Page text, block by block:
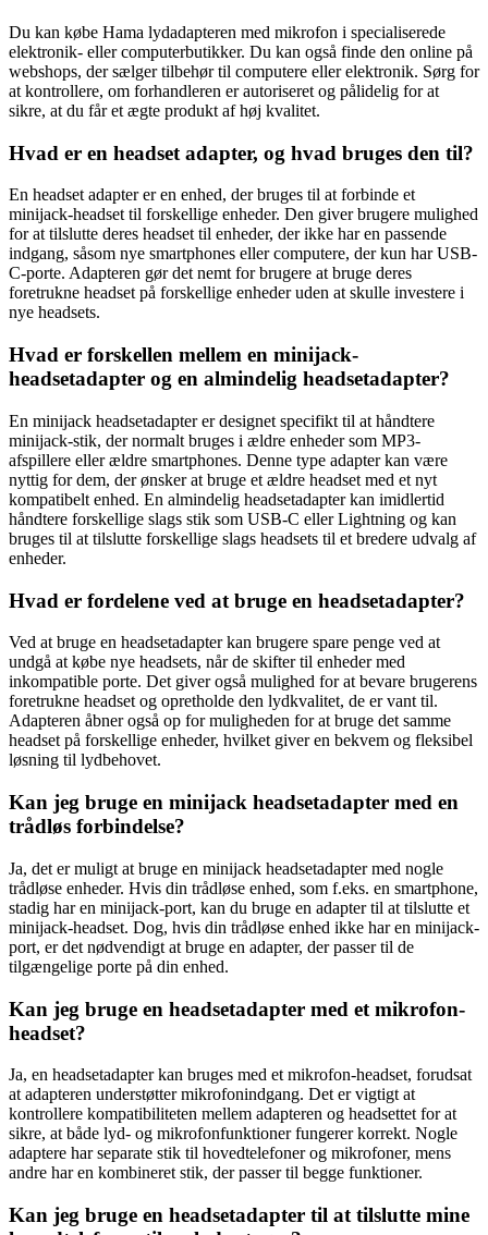
Du kan købe Hama lydadapteren med mikrofon i specialiserede
elektronik- eller computerbutikker. Du kan også finde den online på
webshops, der sælger tilbehør til computere eller elektronik. Sørg for
at kontrollere, om forhandleren er autoriseret og pålidelig for at
sikre, at du får et ægte produkt af høj kvalitet.
Hvad er en headset adapter, og hvad bruges den til?
En headset adapter er en enhed, der bruges til at forbinde et
minijack-headset til forskellige enheder. Den giver brugere mulighed
for at tilslutte deres headset til enheder, der ikke har en passende
indgang, såsom nye smartphones eller computere, der kun har USB-
C-porte. Adapteren gør det nemt for brugere at bruge deres
foretrukne headset på forskellige enheder uden at skulle investere i
nye headsets.
Hvad er forskellen mellem en minijack-
headsetadapter og en almindelig headsetadapter?
En minijack headsetadapter er designet specifikt til at håndtere
minijack-stik, der normalt bruges i ældre enheder som MP3-
afspillere eller ældre smartphones. Denne type adapter kan være
nyttig for dem, der ønsker at bruge et ældre headset med et nyt
kompatibelt enhed. En almindelig headsetadapter kan imidlertid
håndtere forskellige slags stik som USB-C eller Lightning og kan
bruges til at tilslutte forskellige slags headsets til et bredere udvalg af
enheder.
Hvad er fordelene ved at bruge en headsetadapter?
Ved at bruge en headsetadapter kan brugere spare penge ved at
undgå at købe nye headsets, når de skifter til enheder med
inkompatible porte. Det giver også mulighed for at bevare brugerens
foretrukne headset og opretholde den lydkvalitet, de er vant til.
Adapteren åbner også op for muligheden for at bruge det samme
headset på forskellige enheder, hvilket giver en bekvem og fleksibel
løsning til lydbehovet.
Kan jeg bruge en minijack headsetadapter med en
trådløs forbindelse?
Ja, det er muligt at bruge en minijack headsetadapter med nogle
trådløse enheder. Hvis din trådløse enhed, som f.eks. en smartphone,
stadig har en minijack-port, kan du bruge en adapter til at tilslutte et
minijack-headset. Dog, hvis din trådløse enhed ikke har en minijack-
port, er det nødvendigt at bruge en adapter, der passer til de
tilgængelige porte på din enhed.
Kan jeg bruge en headsetadapter med et mikrofon-
headset?
Ja, en headsetadapter kan bruges med et mikrofon-headset, forudsat
at adapteren understøtter mikrofonindgang. Det er vigtigt at
kontrollere kompatibiliteten mellem adapteren og headsettet for at
sikre, at både lyd- og mikrofonfunktioner fungerer korrekt. Nogle
adaptere har separate stik til hovedtelefoner og mikrofoner, mens
andre har en kombineret stik, der passer til begge funktioner.
Kan jeg bruge en headsetadapter til at tilslutte mine